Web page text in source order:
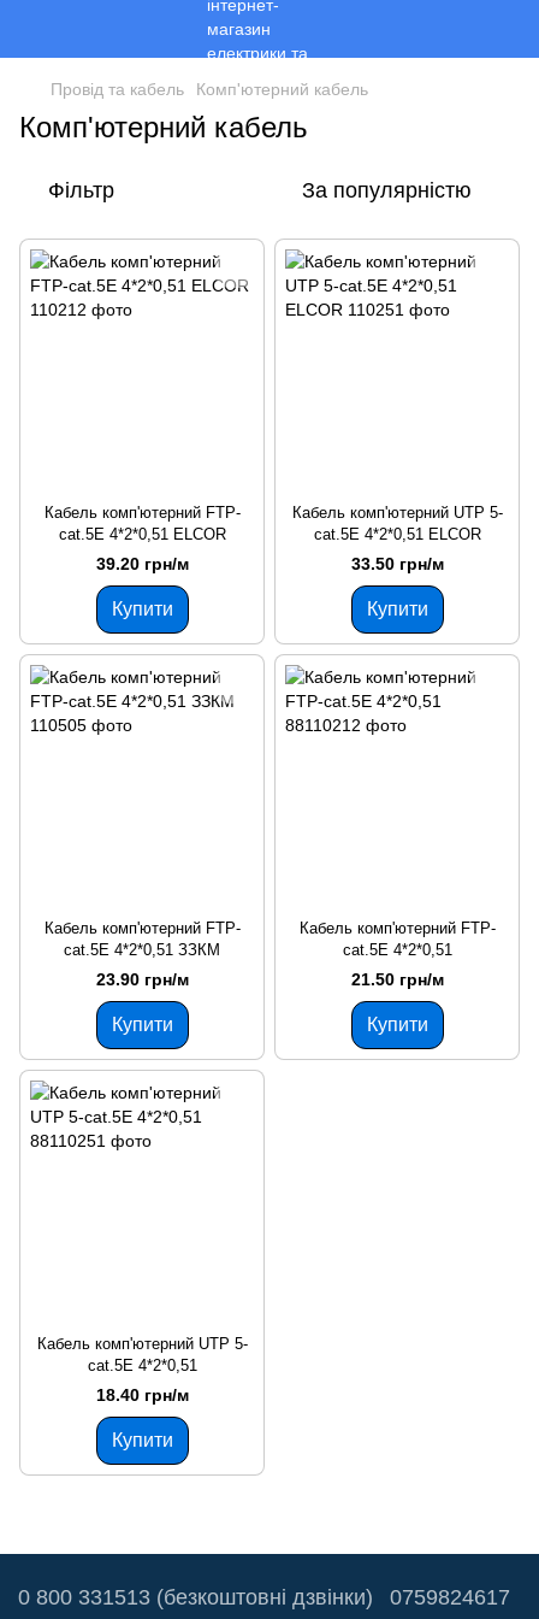
Провід та кабель Комп'ютерний кабель
Комп'ютерний кабель
Фільтр За популярністю
Кабель комп'ютерний FTP-
cat.5E 4*2*0,51 ELCOR
39.20 грн/м
Купити
Кабель комп'ютерний UTP 5-
cat.5E 4*2*0,51 ELCOR
33.50 грн/м
Купити
Кабель комп'ютерний FTP-
cat.5E 4*2*0,51 ЗЗКМ
23.90 грн/м
Купити
Кабель комп'ютерний FTP-
cat.5E 4*2*0,51
21.50 грн/м
Купити
Кабель комп'ютерний UTP 5-
cat.5E 4*2*0,51
18.40 грн/м
Купити
0 800 331513 (безкоштовні дзвінки) 0759824617